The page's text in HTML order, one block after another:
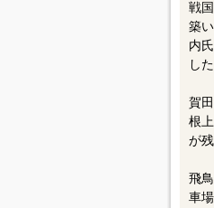
戦
築
内
し
賀
根
が
飛
車